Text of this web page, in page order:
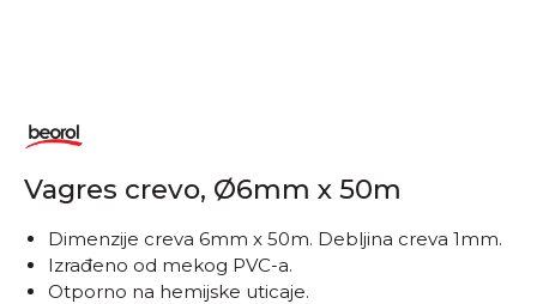
Vagres crevo, Ø6mm x 50m
Dimenzije creva 6mm x 50m. Debljina creva 1mm.
Izrađeno od mekog PVC-a.
Otporno na hemijske uticaje.